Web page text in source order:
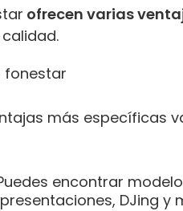
ofrecen varias
más específicas
encontrar
DJing y